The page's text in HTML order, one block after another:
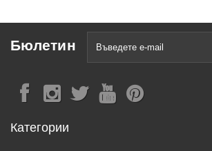
Бюлетин
Категории